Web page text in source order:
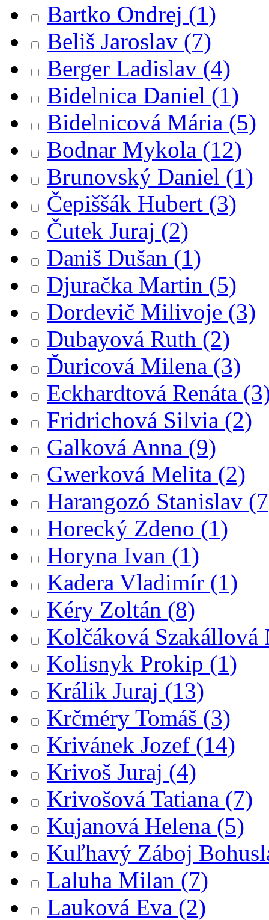
Bartko Ondrej (1)
Beliš Jaroslav (7)
Berger Ladislav (4)
Bidelnica Daniel (1)
Bidelnicová Mária (5)
Bodnar Mykola (12)
Brunovský Daniel (1)
Čepiššák Hubert (3)
Čutek Juraj (2)
Daniš Dušan (1)
Djuračka Martin (5)
Dordevič Milivoje (3)
Dubayová Ruth (2)
Ďuricová Milena (3)
Eckhardtová Renáta
Fridrichová Silvia (2)
Galková Anna (9)
Gwerková Melita (2)
Harangozó Stanislav
Horecký Zdeno (1)
Horyna Ivan (1)
Kadera Vladimír (1)
Kéry Zoltán (8)
Kolčáková Szakállová
Kolisnyk Prokip (1)
Králik Juraj (13)
Krčméry Tomáš (3)
Krivánek Jozef (14)
Krivoš Juraj (4)
Krivošová Tatiana (7)
Kujanová Helena (5)
Kuľhavý Záboj
Laluha Milan (7)
Lauková Eva (2)